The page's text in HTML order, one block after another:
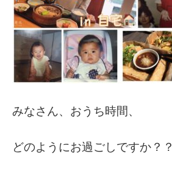
みなさん、おうち時間、
どのようにお過ごしですか？？